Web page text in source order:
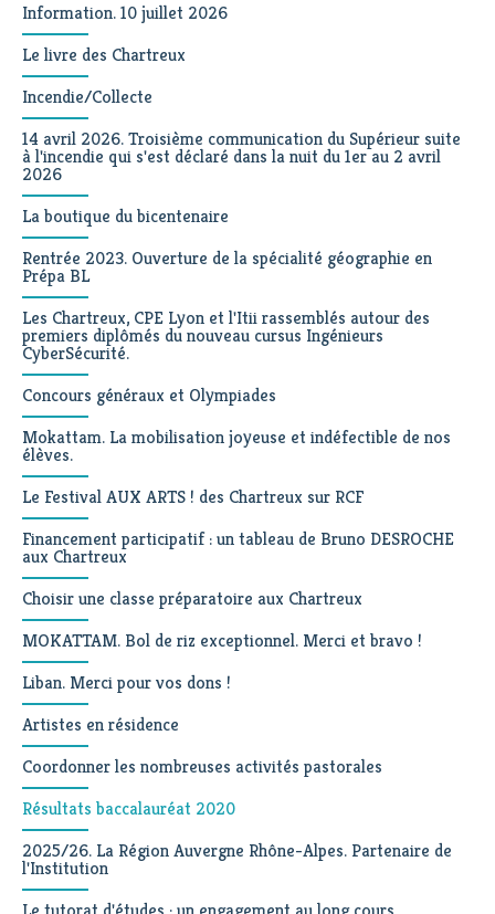
Information. 10 juillet 2026
Le livre des Chartreux
Incendie/Collecte
14 avril 2026. Troisième communication du Supérieur suite
à l'incendie qui s'est déclaré dans la nuit du 1er au 2 avril
2026
La boutique du bicentenaire
Rentrée 2023. Ouverture de la spécialité géographie en
Prépa BL
Les Chartreux, CPE Lyon et l'Itii rassemblés autour des
premiers diplômés du nouveau cursus Ingénieurs
CyberSécurité.
Concours généraux et Olympiades
Mokattam. La mobilisation joyeuse et indéfectible de nos
élèves.
Le Festival AUX ARTS ! des Chartreux sur RCF
Financement participatif : un tableau de Bruno DESROCHE
aux Chartreux
Choisir une classe préparatoire aux Chartreux
MOKATTAM. Bol de riz exceptionnel. Merci et bravo !
Liban. Merci pour vos dons !
Artistes en résidence
Coordonner les nombreuses activités pastorales
Résultats baccalauréat 2020
2025/26. La Région Auvergne Rhône-Alpes. Partenaire de
l'Institution